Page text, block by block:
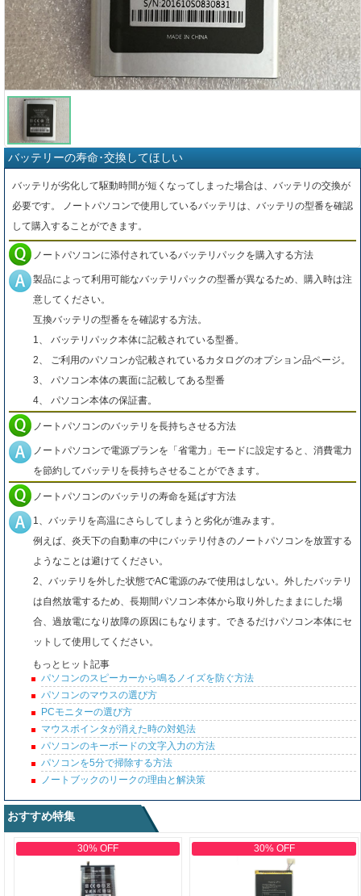
バッテリーの寿命･交換してほしい
バッテリが劣化して駆動時間が短くなってしまった場合は、バッテリの交換が
必要です。 ノートパソコンで使用しているバッテリは、バッテリの型番を確認
して購入することができます。
ノートパソコンに添付されているバッテリパックを購入する方法
製品によって利用可能なバッテリパックの型番が異なるため、購入時は注
意してください。
互換バッテリの型番をを確認する方法。
1、 バッテリパック本体に記載されている型番。
2、 ご利用のパソコンが記載されているカタログのオプション品ページ。
3、 パソコン本体の裏面に記載してある型番
4、 パソコン本体の保証書。
ノートパソコンのバッテリを長持ちさせる方法
ノートパソコンで電源プランを「省電力」モードに設定すると、消費電力
を節約してバッテリを長持ちさせることができます。
ノートパソコンのバッテリの寿命を延ばす方法
1、バッテリを高温にさらしてしまうと劣化が進みます。
例えば、炎天下の自動車の中にバッテリ付きのノートパソコンを放置する
ようなことは避けてください。
2、バッテリを外した状態でAC電源のみで使用はしない。外したバッテリ
は自然放電するため、長期間パソコン本体から取り外したままにした場
合、過放電になり故障の原因にもなります。できるだけパソコン本体にセ
ットして使用してください。
もっとヒット記事
パソコンのスピーカーから鳴るノイズを防ぐ方法
パソコンのマウスの選び方
PCモニターの選び方
マウスポインタが消えた時の対処法
パソコンのキーボードの文字入力の方法
パソコンを5分で掃除する方法
ノートブックのリークの理由と解決策
おすすめ特集
30% OFF 30% OFF